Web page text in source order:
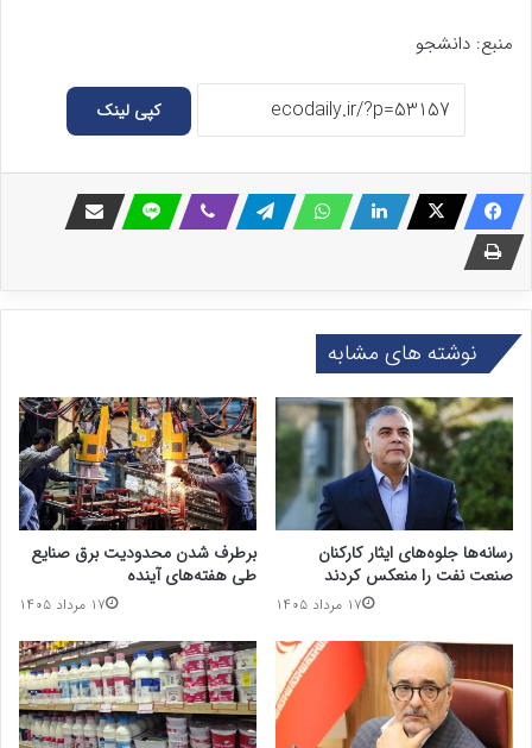
منبع: دانشجو
کپی لینک
نوشته های مشابه
برطرف شدن محدودیت‌ برق صنایع
طی هفته‌های آینده
۱۷ مرداد ۱۴۰۵
رسانه‌ها جلوه‌های ایثار کارکنان
صنعت نفت را منعکس کردند
۱۷ مرداد ۱۴۰۵